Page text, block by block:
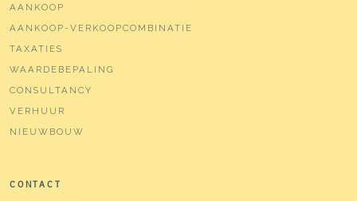
AANKOOP
AANKOOP-VERKOOPCOMBINATIE
TAXATIES
WAARDEBEPALING
CONSULTANCY
VERHUUR
NIEUWBOUW
CONTACT